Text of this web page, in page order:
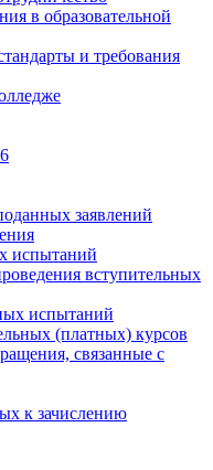
в образовательной
и требования
заявлений
испытаний
вступительных
испытаний
(платных) курсов
связанные с
к зачислению